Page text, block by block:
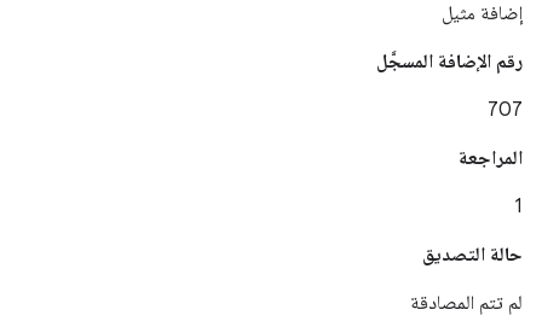
إضافة مثيل
رقم الإضافة المسجَّل
707
المراجعة
1
حالة التصديق
لم تتم المصادقة